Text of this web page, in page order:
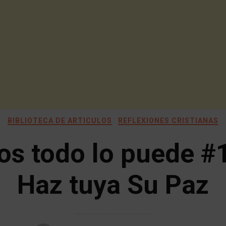
BIBLIOTECA DE ARTICULOS REFLEXIONES CRISTIANAS
todo lo puede
Haz tuya Su Paz